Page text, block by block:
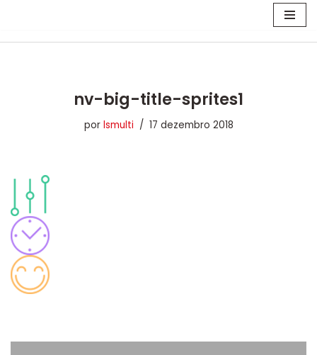
conteúdo
nv-big-title-sprites1
por lsmulti 17 dezembro 2018